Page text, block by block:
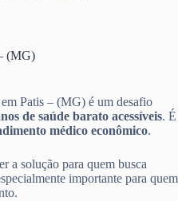
(MG)
Patis – (MG) é um desafio
de saúde barato acessíveis. É
médico econômico.
a solução para quem busca
importante para quem